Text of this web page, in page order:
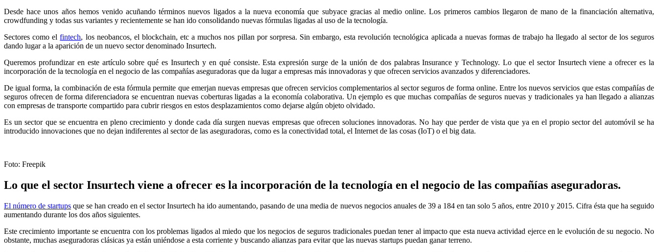
Desde hace unos años hemos venido acuñando términos nuevos ligados a la nueva economía que subyace gracias al medio online. Los primeros cambios llegaron de mano de la financiación alternativa,
crowdfunding y todas sus variantes y recientemente se han ido consolidando nuevas fórmulas ligadas al uso de la tecnología.
Sectores como elfintech, los neobancos, el blockchain, etc a muchos nos pillan por sorpresa. Sin embargo, esta revolución tecnológica aplicada a nuevas formas de trabajo ha llegado al sector de los seguros
dando lugar a la aparición de un nuevo sector denominado Insurtech.
Queremos profundizar en este artículo sobre qué es Insurtech y en qué consiste. Esta expresión surge de la unión de dos palabras Insurance y Technology. Lo que el sector Insurtech viene a ofrecer es la
incorporación de la tecnología en el negocio de las compañías aseguradoras que da lugar a empresas más innovadoras y que ofrecen servicios avanzados y diferenciadores.
De igual forma, la combinación de esta fórmula permite que emerjan nuevas empresas que ofrecen servicios complementarios al sector seguros de forma online. Entre los nuevos servicios que estas compañías de
seguros ofrecen de forma diferenciadora se encuentran nuevas coberturas ligadas a la economía colaborativa. Un ejemplo es que muchas compañías de seguros nuevas y tradicionales ya han llegado a alianzas
con empresas de transporte compartido para cubrir riesgos en estos desplazamientos como dejarse algún objeto olvidado.
Es un sector que se encuentra en pleno crecimiento y donde cada día surgen nuevas empresas que ofrecen soluciones innovadoras. No hay que perder de vista que ya en el propio sector del automóvil se ha
introducido innovaciones que no dejan indiferentes al sector de las aseguradoras, como es la conectividad total, el Internet de las cosas (IoT) o el big data.
Foto: Freepik
Lo que el sector Insurtech viene a ofrecer es la incorporación de la tecnología en el negocio de las compañías aseguradoras.
El número de startups que se han creado en el sector Insurtech ha ido aumentando, pasando de una media de nuevos negocios anuales de 39 a 184 en tan solo 5 años, entre 2010 y 2015. Cifra ésta que ha seguido
aumentando durante los dos años siguientes.
Este crecimiento importante se encuentra con los problemas ligados al miedo que los negocios de seguros tradicionales puedan tener al impacto que esta nueva actividad ejerce en le evolución de su negocio. No
obstante, muchas aseguradoras clásicas ya están uniéndose a esta corriente y buscando alianzas para evitar que las nuevas startups puedan ganar terreno.